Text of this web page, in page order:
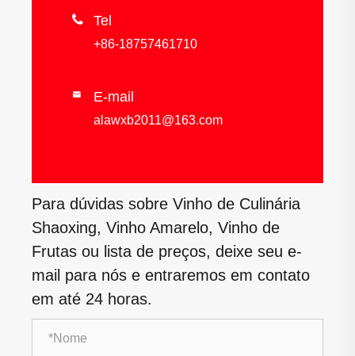
 Tel
+86-18757461710
 E-mail
alawxb2011@163.com
Para dúvidas sobre Vinho de Culinária
Shaoxing, Vinho Amarelo, Vinho de
Frutas ou lista de preços, deixe seu e-
mail para nós e entraremos em contato
em até 24 horas.